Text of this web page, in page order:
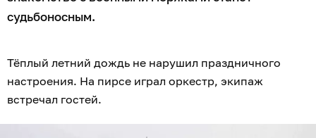
судьбоносным.
Тёплый летний дождь не нарушил праздничного
настроения. На пирсе играл оркестр, экипаж
встречал гостей.